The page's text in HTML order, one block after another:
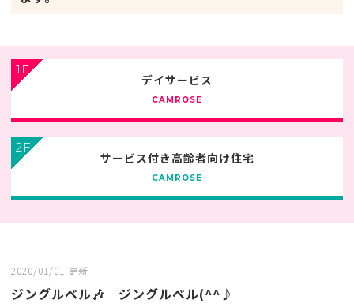
1F
デイサービス
CAMROSE
2F
サービス付き高齢者向け住宅
CAMROSE
2020/01/01 更新
ジングルベル🎶 ジングルベル(^^♪